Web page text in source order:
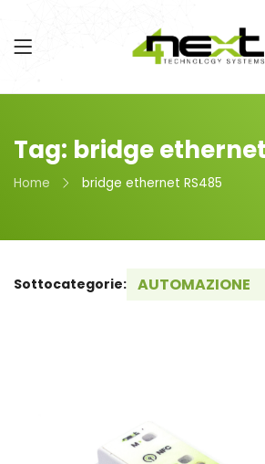
Tag: bridge
Home bridge ethernet RS485
Sottocategorie: AUTOMAZIONE